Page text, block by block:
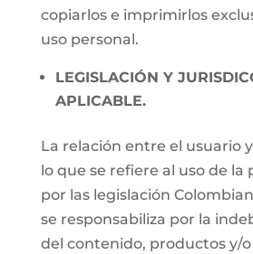
copiarlos e imprimirlos
uso personal.
LEGISLACIÓN Y
APLICABLE.
La relación entre el usuario
lo que se refiere al uso de la
por las legislación
se responsabiliza por la
del contenido, productos y/o